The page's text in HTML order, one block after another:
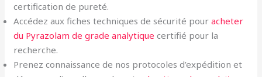
certification de pureté.
Accédez aux fiches techniques de sécurité pouracheter
du Pyrazolam de grade analytique certifié pour la
recherche.
Prenez connaissance de nos protocoles d’expédition et